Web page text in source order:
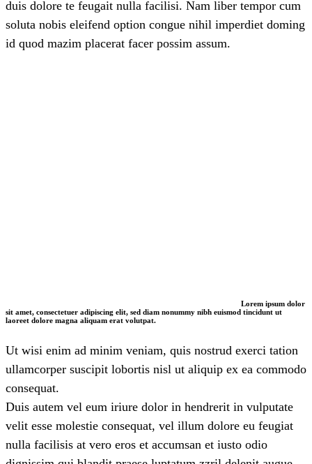
duis dolore te feugait nulla facilisi. Nam liber tempor cum
soluta nobis eleifend option congue nihil imperdiet doming
id quod mazim placerat facer possim assum.
Lorem ipsum dolor
sit amet, consectetuer adipiscing elit, sed diam nonummy nibh euismod tincidunt ut
laoreet dolore magna aliquam erat volutpat.
Ut wisi enim ad minim veniam, quis nostrud exerci tation
ullamcorper suscipit lobortis nisl ut aliquip ex ea commodo
consequat.
Duis autem vel eum iriure dolor in hendrerit in vulputate
velit esse molestie consequat, vel illum dolore eu feugiat
nulla facilisis at vero eros et accumsan et iusto odio